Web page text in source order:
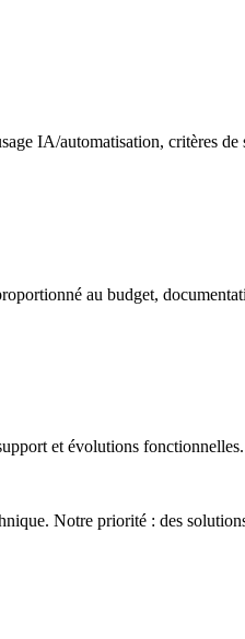
IA/automatisation, critères de
au budget,
et évolutions fonctionnelles.
Notre priorité : des